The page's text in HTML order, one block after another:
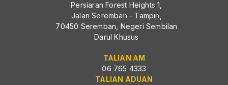
Persiaran Forest Heights 1,
Jalan Seremban - Tampin,
70450 Seremban, Negeri Sembilan
Darul Khusus
TALIAN AM
06 765 4333
TALIAN ADUAN